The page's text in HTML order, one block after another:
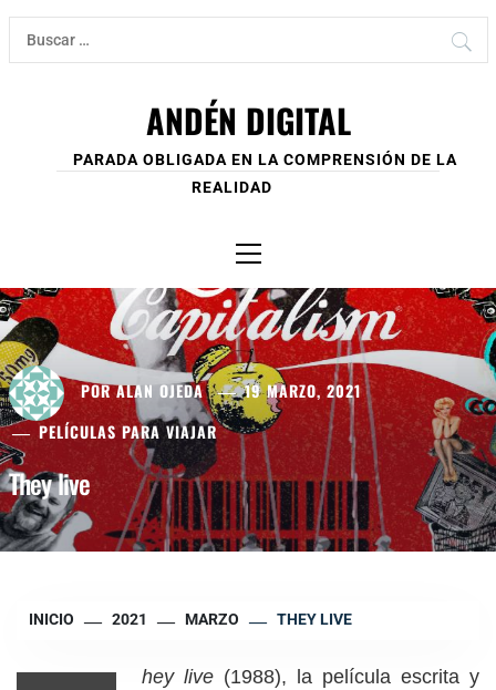
Ir
contenido
Buscar:
ANDÉN DIGITAL
PARADA OBLIGADA EN LA COMPRENSIÓN DE LA
REALIDAD
principal
PORALAN OJEDA
19 MARZO, 2021
PELÍCULAS PARA VIAJAR
They live
INICIO 2021 MARZO THEY LIVE
hey live (1988), la película escrita y